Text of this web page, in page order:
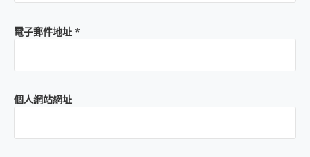
電子郵件地址 *
個人網站網址